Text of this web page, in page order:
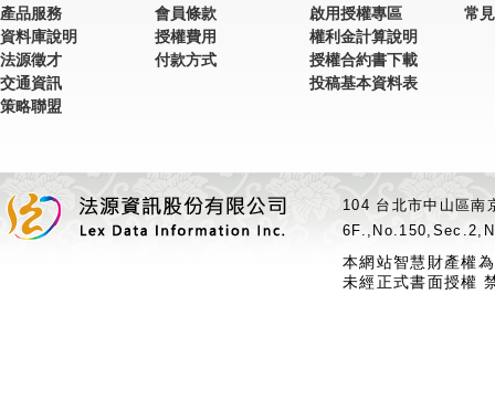
產品服務
資料庫說明
法源徵才
交通資訊
策略聯盟
會員條款
授權費用
付款方式
啟用授權專區
權利金計算說明
授權合約書下載
投稿基本資料表
常
104 台北市中山區
本網站智慧財產權
未經正式書面授權